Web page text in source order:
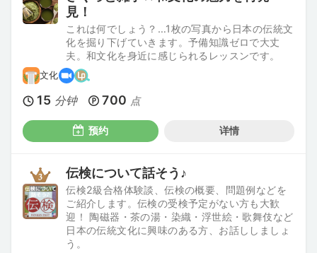
見！
これは何でしょう？…1枚の写真から日本の伝統文
化を掘り下げていきます。予備知識ゼロで大丈
夫。和文化を身近に感じられるレッスンです。
文化
15 分钟 700 点
预约 详情
伝検について話そう♪
伝検2級合格体験談、伝検の概要、問題例などを
ご紹介します。伝検の受検予定がない方も大歓
迎！ 陶磁器・茶の湯・染織・浮世絵・歌舞伎など
日本の伝統文化に興味のある方、お話ししましょ
う。